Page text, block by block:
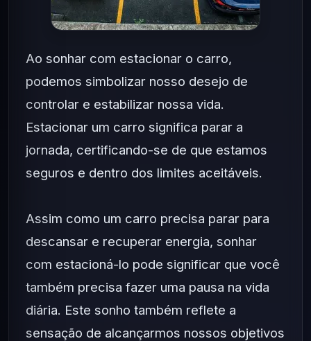
Ao sonhar com estacionar o carro,
podemos simbolizar nosso desejo de
controlar e estabilizar nossa vida.
Estacionar um carro significa parar a
jornada, certificando-se de que estamos
seguros e dentro dos limites aceitáveis.
Assim como um carro precisa parar para
descansar e recuperar energia, sonhar
com estacioná-lo pode significar que você
também precisa fazer uma pausa na vida
diária. Este sonho também reflete a
sensação de alcançarmos nossos objetivos